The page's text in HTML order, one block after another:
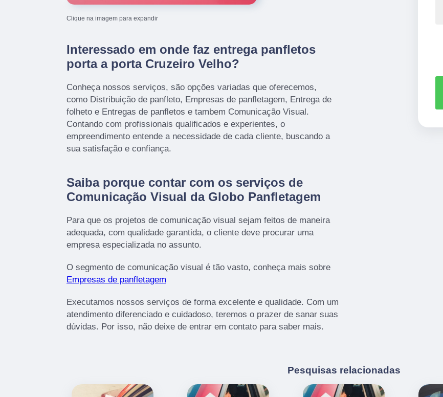
Clique na imagem para expandir
Interessado em onde faz entrega panfletos
porta a porta Cruzeiro Velho?
Conheça nossos serviços, são opções variadas que oferecemos,
como Distribuição de panfleto, Empresas de panfletagem, Entrega de
folheto e Entregas de panfletos e tambem Comunicação Visual.
Contando com profissionais qualificados e experientes, o
empreendimento entende a necessidade de cada cliente, buscando a
sua satisfação e confiança.
Saiba porque contar com os serviços de
Comunicação Visual da Globo Panfletagem
Para que os projetos de comunicação visual sejam feitos de maneira
adequada, com qualidade garantida, o cliente deve procurar uma
empresa especializada no assunto.
O segmento de comunicação visual é tão vasto, conheça mais sobre
Empresas de panfletagem
Executamos nossos serviços de forma excelente e qualidade. Com um
atendimento diferenciado e cuidadoso, teremos o prazer de sanar suas
dúvidas. Por isso, não deixe de entrar em contato para saber mais.
Pesquisas relacionadas